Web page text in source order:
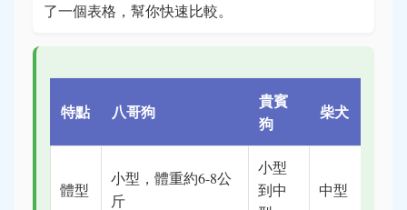
了一個表格，幫你快速比較。
特點 八哥狗
貴賓
狗
柴犬
體型
小型，體重約6-8公
斤
小型
到中
中型